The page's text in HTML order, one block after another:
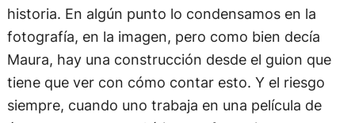
historia. En algún punto lo condensamos en la
fotografía, en la imagen, pero como bien decía
Maura, hay una construcción desde el guion que
tiene que ver con cómo contar esto. Y el riesgo
siempre, cuando uno trabaja en una película de